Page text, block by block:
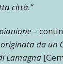
città.”
–
originata da un
Lamagna